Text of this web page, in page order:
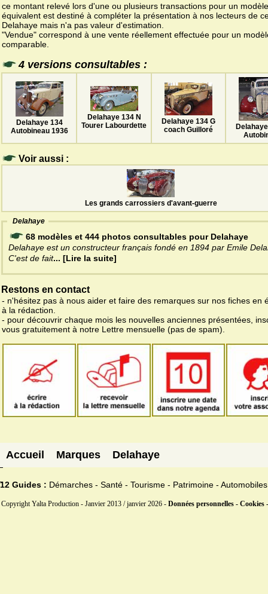
ce montant relevé lors d'une ou plusieurs transactions pour un modèle
équivalent est destiné à compléter la présentation à nos lecteurs de
Delahaye mais n'a pas valeur d'estimation.
"Vendue" correspond à une vente réellement effectuée pour un
comparable.
4 versions consultables :
Delahaye 134
Autobineau 1936
Delahaye 134 N
Tourer Labourdette
Delahaye 134 G
coach Guilloré
Voir aussi :
Les grands carrossiers d'avant-guerre
Delahaye
68 modèles et 444 photos consultables pour Delahaye
Delahaye est un constructeur français fondé en 1894 par Emile
C'est de fait... [Lire la suite]
Restons en contact
- n'hésitez pas à nous aider et faire des remarques sur nos fiches en
à la rédaction.
- pour découvrir chaque mois les nouvelles anciennes présentées,
vous gratuitement à notre Lettre mensuelle (pas de spam).
Accueil Marques Delahaye
12 Guides : Démarches - Santé - Tourisme - Patrimoine - Automobiles
Copyright Yalta Production - Janvier 2013 / janvier 2026 - Données personnelles - Cookies